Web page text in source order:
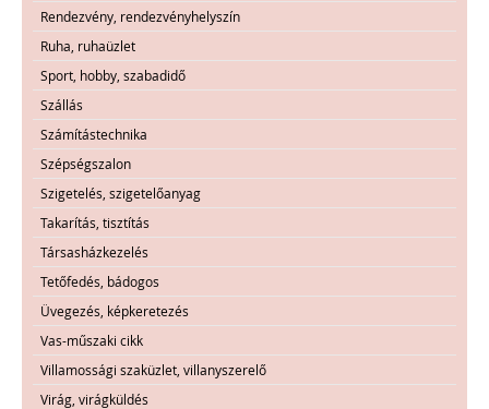
Rendezvény, rendezvényhelyszín
Ruha, ruhaüzlet
Sport, hobby, szabadidő
Szállás
Számítástechnika
Szépségszalon
Szigetelés, szigetelőanyag
Takarítás, tisztítás
Társasházkezelés
Tetőfedés, bádogos
Üvegezés, képkeretezés
Vas-műszaki cikk
Villamossági szaküzlet, villanyszerelő
Virág, virágküldés